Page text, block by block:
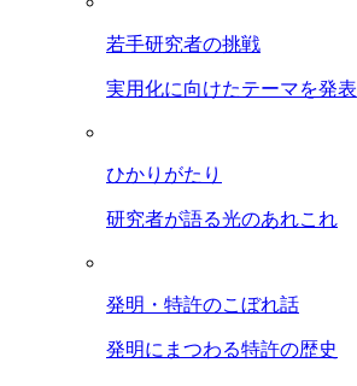
若手研究者の挑戦
実用化に向けたテーマを発表
ひかりがたり
研究者が語る光のあれこれ
発明・特許のこぼれ話
発明にまつわる特許の歴史